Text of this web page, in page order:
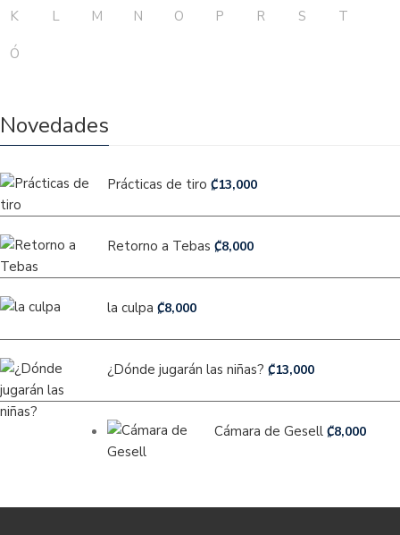
K L M N O P R S T
Ó
Novedades
Prácticas de tiro ₡13,000
Retorno a Tebas ₡8,000
la culpa ₡8,000
¿Dónde jugarán las niñas? ₡13,000
Cámara de Gesell ₡8,000